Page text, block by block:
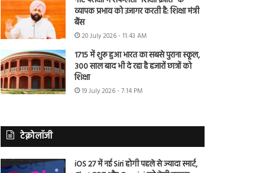
व्यापक प्रभाव को उजागर करती है: शिक्षा मंत्री
बैंस
20 July 2026 - 11:43 AM
1715 में शुरू हुआ भारत का सबसे पुराना स्कूल,
300 साल बाद भी दे रहा है हजारों छात्रों को
शिक्षा
19 July 2026 - 7:14 PM
टेक्नोलॉजी
iOS 27 में नई Siri होगी पहले से ज्यादा स्मार्ट,